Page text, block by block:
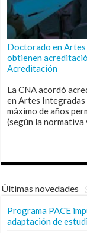
Doctorado en
obtienen
Acreditación
La CNA acordó
en Artes Integradas
máximo de años
(según la normativa
Últimas novedades
Programa PACE
adaptación de